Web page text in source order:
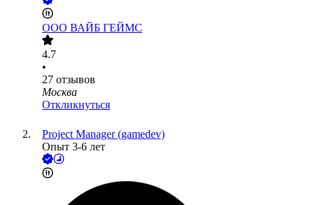
ООО ВАЙБ ГЕЙМС
4.7
•
27 отзывов
Москва
Откликнуться
Project Manager (gamedev)
Опыт 3-6 лет